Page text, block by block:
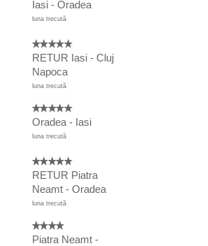
Iasi - Oradea
luna trecută
RETUR Iasi - Cluj
Napoca
luna trecută
Oradea - Iasi
luna trecută
RETUR Piatra
Neamt - Oradea
luna trecută
Piatra Neamt -